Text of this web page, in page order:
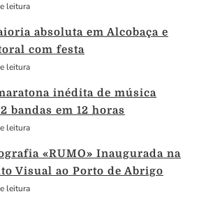
leitura
absoluta em Alcobaça e
com festa
leitura
inédita de música
bandas em 12 horas
leitura
«RUMO» Inaugurada na
Visual ao Porto de Abrigo
leitura